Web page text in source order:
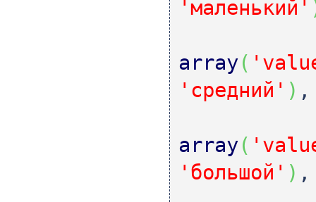
'маленький'
array(
'средний' ) ,
array(
'большой' ) ,